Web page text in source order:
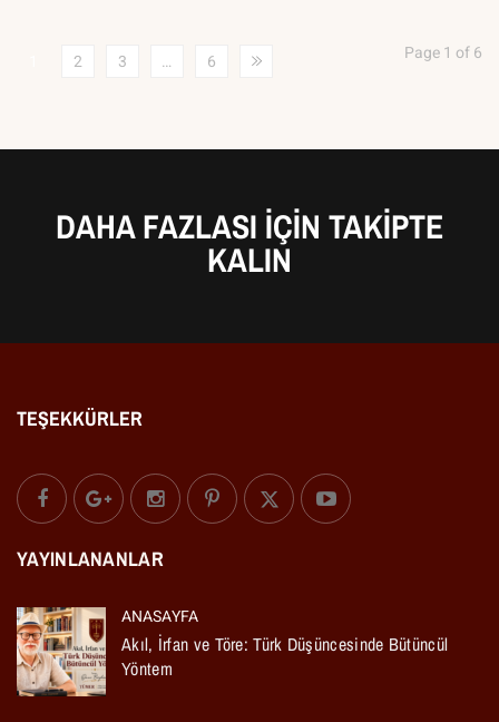
2 3 … 6 Page 1 of 6
DAHA FAZLASI IÇIN TAKIPTE
KALIN
TEŞEKKÜRLER
YAYINLANANLAR
ANASAYFA
Akıl, İrfan ve Töre: Türk Düşüncesinde Bütüncül
Yöntem